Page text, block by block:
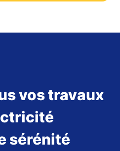
vos travaux
sérénité